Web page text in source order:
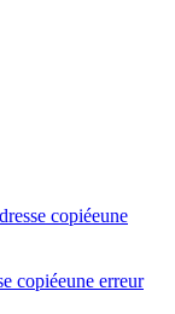
copiéeune
copiéeune erreur